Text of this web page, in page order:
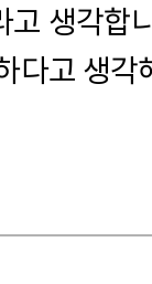
고 생각합
다고 생